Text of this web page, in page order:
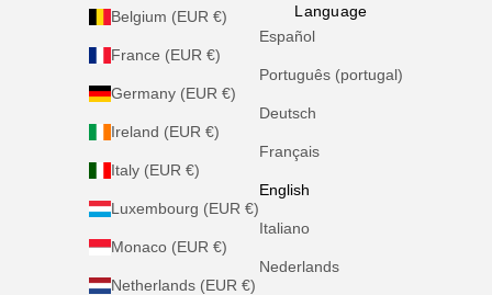
Belgium (EUR €)
France (EUR €)
Germany (EUR €)
Ireland (EUR €)
Italy (EUR €)
Luxembourg (EUR €)
Monaco (EUR €)
Netherlands (EUR €)
Language
Español
Português (portugal)
Deutsch
Français
English
Italiano
Nederlands